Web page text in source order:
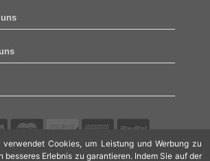
Cookies, um Leistung und Werbung zu
besseres Erlebnis zu garantieren. Indem Sie auf der